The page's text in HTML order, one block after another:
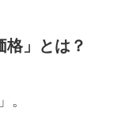
格」とは？
。